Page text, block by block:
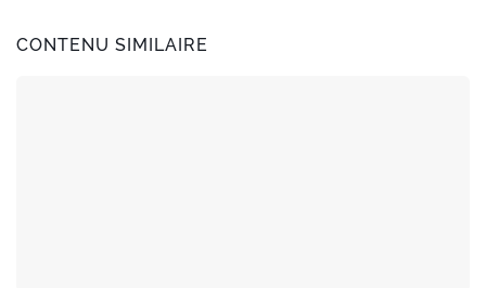
CONTENU SIMILAIRE